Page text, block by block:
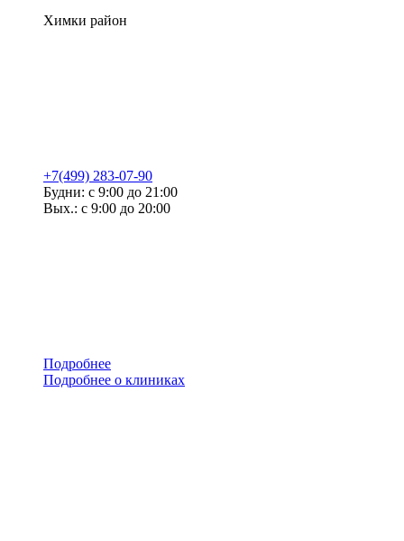
Химки район
+7(499) 283-07-90
Будни: с 9:00 до 21:00
Вых.: с 9:00 до 20:00
Подробнее
Подробнее о клиниках